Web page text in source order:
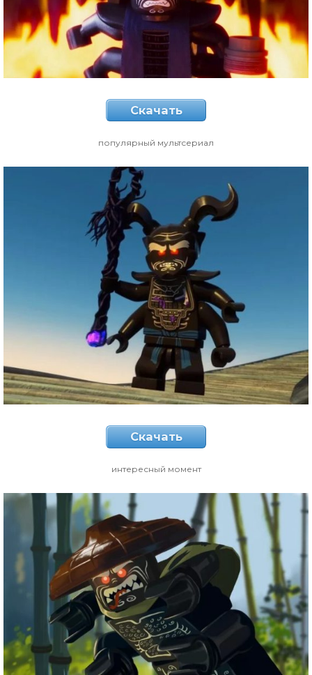
Скачать
популярный мультсериал
Скачать
интересный момент